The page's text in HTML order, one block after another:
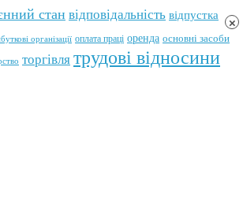
стан відповідальність відпустка
організації оплата праці оренда основні засоби
торгівля трудові відносини
×